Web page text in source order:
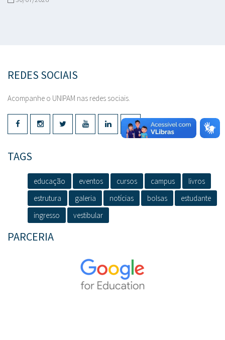
REDES SOCIAIS
Acompanhe o UNIPAM nas redes sociais.
TAGS
educação eventos cursos campus
livros
estrutura
galeria notícias bolsas
estudante
ingresso
vestibular
PARCERIA